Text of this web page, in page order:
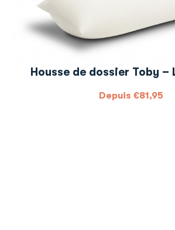
Housse de dossier Toby –
Depuis €81,95